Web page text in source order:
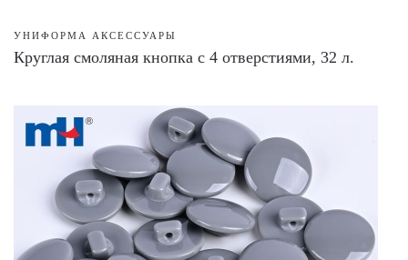
УНИФОРМА АКСЕССУАРЫ
Круглая смоляная кнопка с 4 отверстиями, 32 л.